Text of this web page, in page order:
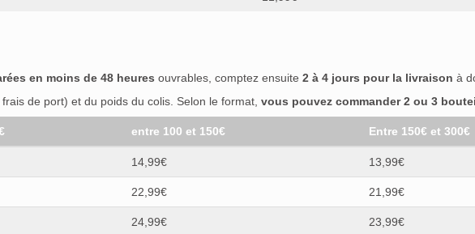
en moins de 48 heures ouvrables, comptez ensuite 2 à 4 jours pour la livraison à
de port) et du poids du colis. Selon le format, vous pouvez commander 2 ou 3
entre 100 et 150€ Entre 150€ et 300€
14,99€ 13,99€
22,99€ 21,99€
24,99€ 23,99€